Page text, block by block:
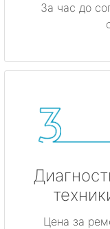
За час до
Цена за